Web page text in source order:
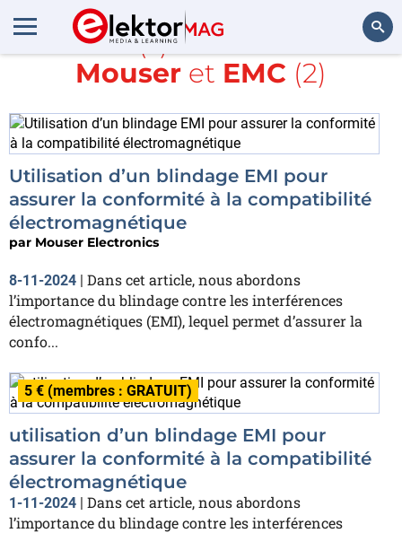
Rechercher
Article(s) avec la balise
Mouser et EMC (2)
Utilisation d’un blindage EMI pour
assurer la conformité à la compatibilité
électromagnétique
par Mouser Electronics
8-11-2024 | Dans cet article, nous abordons
l’importance du blindage contre les interférences
électromagnétiques (EMI), lequel permet d’assurer la
confo...
5 € (membres : GRATUIT)
utilisation d’un blindage EMI pour
assurer la conformité à la compatibilité
électromagnétique
1-11-2024 | Dans cet article, nous abordons
l’importance du blindage contre les interférences